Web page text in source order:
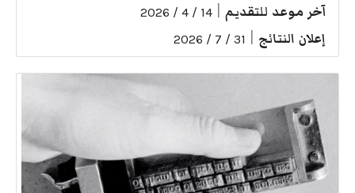
آخر موعد للتقديم 14 / 4 / 2026
إعلان النتائج 31 / 7 / 2026